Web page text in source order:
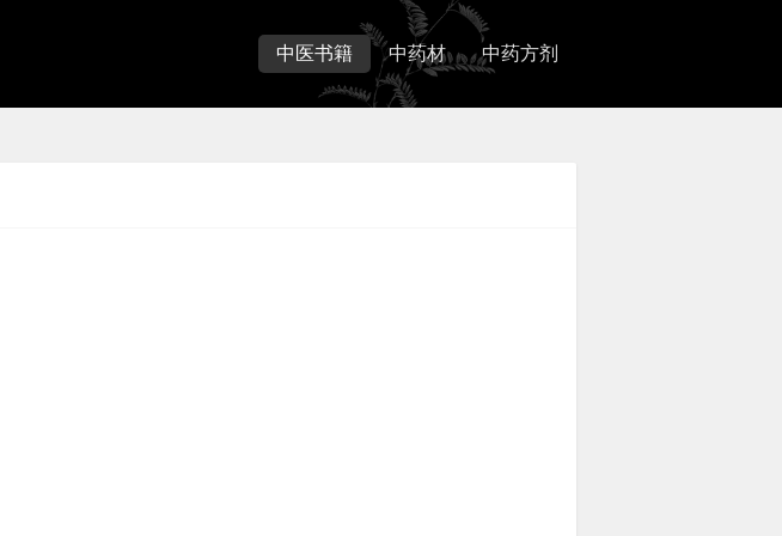
中医书籍 中药材 中药方剂